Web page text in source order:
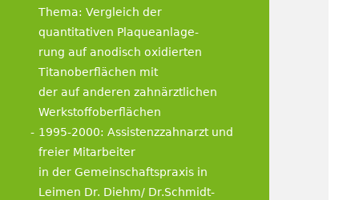
Thema: Vergleich der
quantitativen Plaqueanlage-
rung auf anodisch oxidierten
Titanoberflächen mit
der auf anderen zahnärztlichen
Werkstoffoberflächen
1995-2000: Assistenzzahnarzt und
freier Mitarbeiter
in der Gemeinschaftspraxis in
Leimen Dr. Diehm/ Dr.Schmidt-